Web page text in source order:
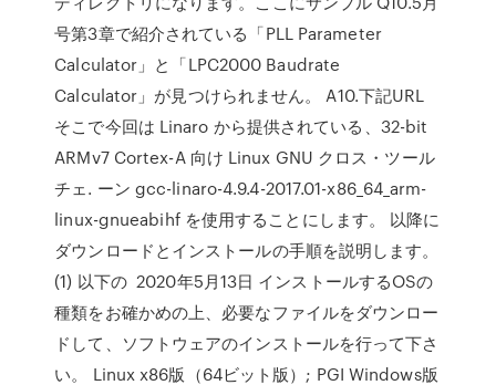
号第3章で紹介されている「PLL Parameter
Calculator」と「LPC2000 Baudrate
Calculator」が見つけられません。 A10.下記URL
そこで今回は Linaro から提供されている、32-bit
ARMv7 Cortex-A 向け Linux GNU クロス・ツール
チェ. ーン gcc-linaro-4.9.4-2017.01-x86_64_arm-
linux-gnueabihf を使用することにします。 以降に
ダウンロードとインストールの手順を説明します。
(1) 以下の 2020年5月13日 インストールするOSの
種類をお確かめの上、必要なファイルをダウンロー
ドして、ソフトウェアのインストールを行って下さ
い。 Linux x86版（64ビット版）; PGI Windows版